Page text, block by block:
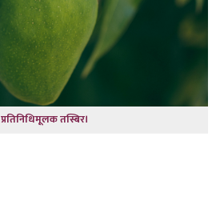
प्रतिनिधिमूलक तस्बिर।